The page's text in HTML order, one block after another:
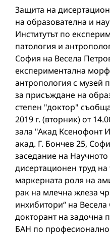
Защита на
на образователна и
Институтът по
патология и
София на Весела
експериментална
антропология с музей
за присъждане на
степен "доктор"
2019 г. (вторник) от
зала "Акад
акад. Г. Бончев 25,
заседание на
дисертационен труд
маркерната роля на
рак на млечна жлеза
инхибитори“ на
докторант на
БАН по